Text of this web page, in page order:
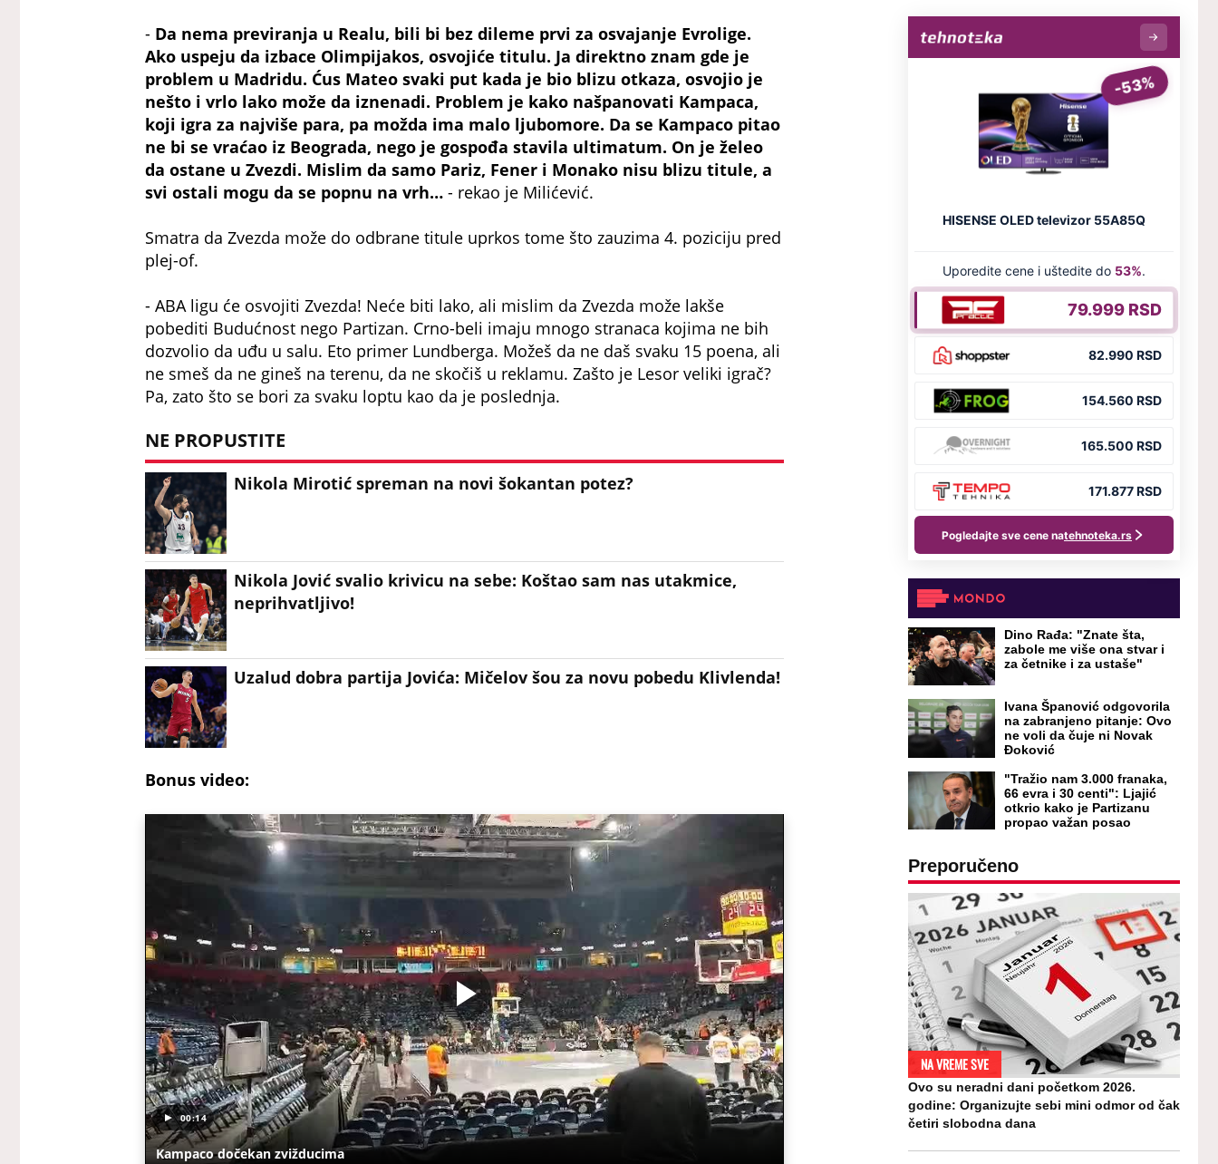
- Da nema previranja u Realu, bili bi bez dileme prvi za osvajanje Evrolige.
Ako uspeju da izbace Olimpijakos, osvojiće titulu. Ja direktno znam gde je
problem u Madridu. Ćus Mateo svaki put kada je bio blizu otkaza, osvojio je
nešto i vrlo lako može da iznenadi. Problem je kako našpanovati Kampaca,
koji igra za najviše para, pa možda ima malo ljubomore. Da se Kampaco pitao
ne bi se vraćao iz Beograda, nego je gospođa stavila ultimatum. On je želeo
da ostane u Zvezdi. Mislim da samo Pariz, Fener i Monako nisu blizu titule, a
svi ostali mogu da se popnu na vrh…- rekao je Milićević.
Smatra da Zvezda može do odbrane titule uprkos tome što zauzima 4. poziciju pred
plej-of.
- ABA ligu će osvojiti Zvezda! Neće biti lako, ali mislim da Zvezda može lakše
pobediti Budućnost nego Partizan. Crno-beli imaju mnogo stranaca kojima ne bih
dozvolio da uđu u salu. Eto primer Lundberga. Možeš da ne daš svaku 15 poena, ali
ne smeš da ne gineš na terenu, da ne skočiš u reklamu. Zašto je Lesor veliki igrač?
Pa, zato što se bori za svaku loptu kao da je poslednja.
NE PROPUSTITE
Nikola Mirotić spreman na novi šokantan potez?
Nikola Jović svalio krivicu na sebe: Koštao sam nas utakmice,
neprihvatljivo!
Uzalud dobra partija Jovića: Mičelov šou za novu pobedu Klivlenda!
Bonus video:
00:14
Kampaco dočekan zvižducima
Dino Rađa: "Znate šta,
zabole me više ona stvar i
za četnike i za ustaše"
Ivana Španović odgovorila
na zabranjeno pitanje: Ovo
ne voli da čuje ni Novak
Đoković
"Tražio nam 3.000 franaka,
66 evra i 30 centi": Ljajić
otkrio kako je Partizanu
propao važan posao
Preporučeno
NA VREME SVE
Ovo su neradni dani početkom 2026.
godine: Organizujte sebi mini odmor od čak
četiri slobodna dana